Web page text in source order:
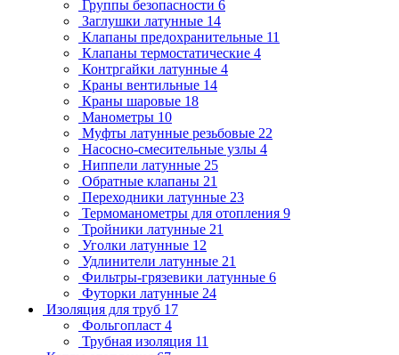
Группы безопасности 6
Заглушки латунные 14
Клапаны предохранительные 11
Клапаны термостатические 4
Контргайки латунные 4
Краны вентильные 14
Краны шаровые 18
Манометры 10
Муфты латунные резьбовые 22
Насосно-смесительные узлы 4
Ниппели латунные 25
Обратные клапаны 21
Переходники латунные 23
Термоманометры для отопления 9
Тройники латунные 21
Уголки латунные 12
Удлинители латунные 21
Фильтры-грязевики латунные 6
Футорки латунные 24
Изоляция для труб 17
Фольгопласт 4
Трубная изоляция 11